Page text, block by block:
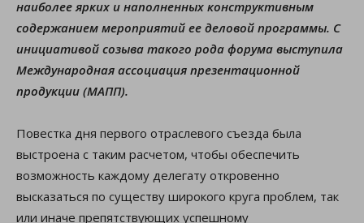
наиболее ярких и наполненных конструктивным
содержанием мероприятий ее деловой программы. С
инициативой созыва такого рода форума выступила
Международная ассоциация презентационной
продукции (МАПП).
Повестка дня первого отраслевого съезда была
выстроена с таким расчетом, чтобы обеспечить
возможность каждому делегату откровенно
высказаться по существу широкого круга проблем, так
или иначе препятствующих успешному